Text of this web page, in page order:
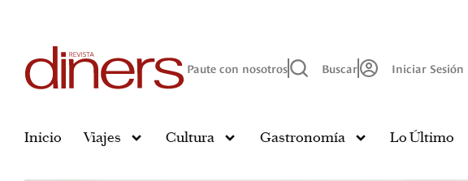
Paute con nosotros Buscar Iniciar Sesión
Inicio Viajes Cultura Gastronomía Lo Último